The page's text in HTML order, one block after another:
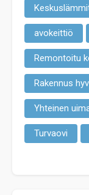
avokeittiö
Remontoitu
Rakennus
Yhteinen
Turvaovi